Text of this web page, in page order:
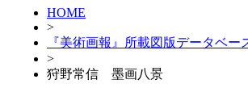
HOME
>
『美術画報』所載図版データベー
>
狩野常信 墨画八景